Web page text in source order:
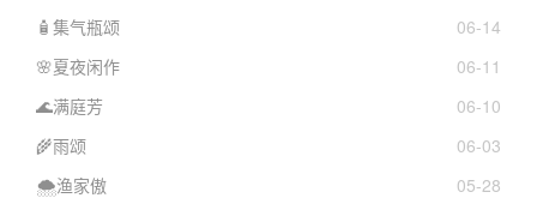
🧴集气瓶颂
06-14
🌸夏夜闲作
06-11
🌊满庭芳
06-10
🌾雨颂
06-03
🌨️渔家傲
05-28